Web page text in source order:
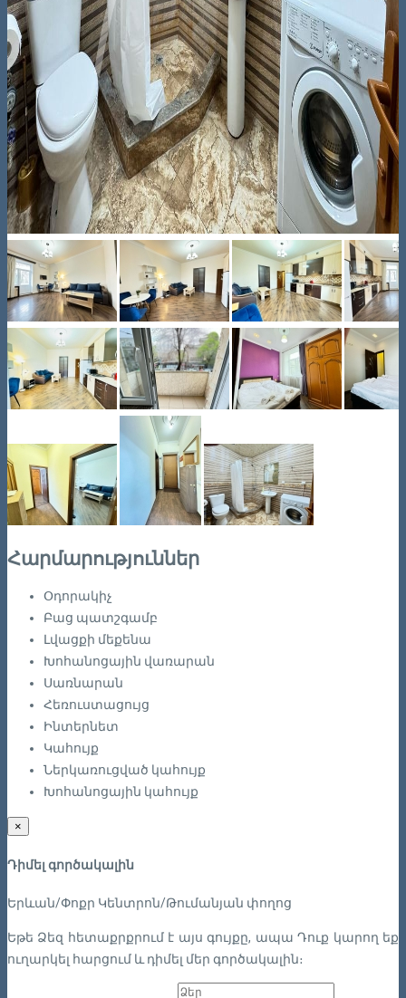
Հարմարություններ
Օդորակիչ
Բաց պատշգամբ
Լվացքի մեքենա
Խոհանոցային վառարան
Սառնարան
Հեռուստացույց
Ինտերնետ
Կահույք
Ներկառուցված կահույք
Խոհանոցային կահույք
×
Դիմել գործակալին
Երևան/Փոքր Կենտրոն/Թումանյան փողոց
Եթե Ձեզ հետաքրքրում է այս գույքը, ապա Դուք կարող եք
ուղարկել հարցում և դիմել մեր գործակալին։